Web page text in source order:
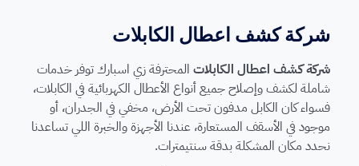
شركة كشف اعطال الكابلات
شركة كشف اعطال الكابلاتالمحترفة زي اسبارك توفر خدمات
شاملة لكشف وإصلاح جميع أنواع الأعطال الكهربائية في الكابلات،
فسواء كان الكابل مدفون تحت الأرض، مخفي في الجدران، أو
موجود في الأسقف المستعارة، عندنا الأجهزة والخبرة اللي تساعدنا
نحدد مكان المشكلة بدقة سنتيمترات.